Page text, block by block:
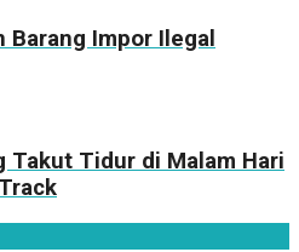
Barang Impor Ilegal
Takut Tidur di Malam Hari